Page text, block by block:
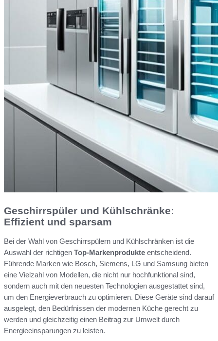
Geschirrspüler und Kühlschränke:
Effizient und sparsam
Bei der Wahl von Geschirrspülern und Kühlschränken ist die
Auswahl der richtigen Top-Markenprodukte entscheidend.
Führende Marken wie Bosch, Siemens, LG und Samsung bieten
eine Vielzahl von Modellen, die nicht nur hochfunktional sind,
sondern auch mit den neuesten Technologien ausgestattet sind,
um den Energieverbrauch zu optimieren. Diese Geräte sind darauf
ausgelegt, den Bedürfnissen der modernen Küche gerecht zu
werden und gleichzeitig einen Beitrag zur Umwelt durch
Energieeinsparungen zu leisten.